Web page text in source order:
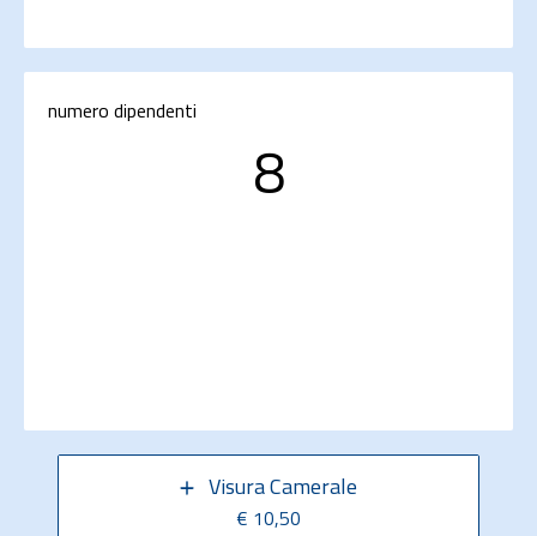
numero dipendenti
8
Visura Camerale
€ 10,50